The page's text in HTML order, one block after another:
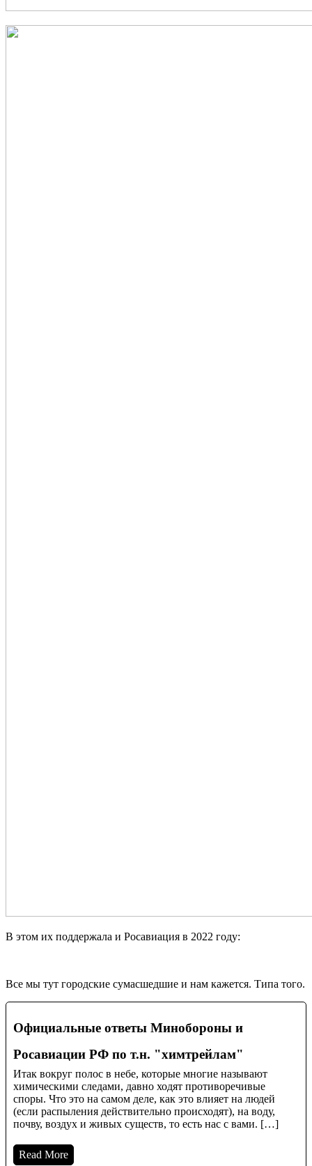
В этом их поддержала и Росавиация в 2022 году:
Все мы тут городские сумасшедшие и нам кажется. Типа того.
Официальные ответы Минобороны и
Росавиации РФ по т.н. "химтрейлам"
Итак вокруг полос в небе, которые многие называют
химическими следами, давно ходят противоречивые
споры. Что это на самом деле, как это влияет на людей
(если распыления действительно происходят), на воду,
почву, воздух и живых существ, то есть нас с вами. […]
Read More